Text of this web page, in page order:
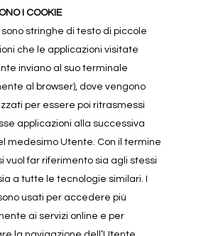
I COOKIE
sono stringhe di testo di piccole
che le applicazioni visitate
inviano al suo terminale
al browser), dove vengono
per essere poi ritrasmessi
applicazioni alla successiva
medesimo Utente. Con il termine
vuol far riferimento sia agli stessi
a tutte le tecnologie similari. I
usati per accedere più
ai servizi online e per